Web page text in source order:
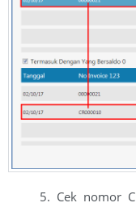
5. Cek nomor